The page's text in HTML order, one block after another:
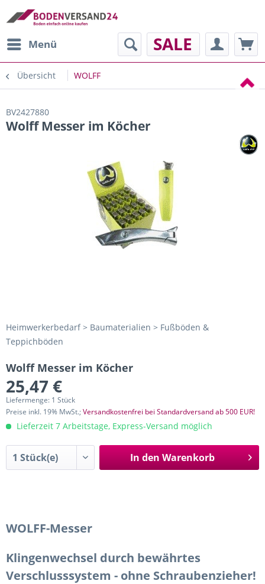
Menü SALE
Übersicht WOLFF
BV2427880
Wolff Messer im Köcher
Heimwerkerbedarf > Baumaterialien > Fußböden &
Teppichböden
Wolff Messer im Köcher
25,47 €
Liefermenge: 1 Stück
Preise inkl. 19% MwSt.;Versandkostenfrei bei Standardversand ab 500 EUR!
Lieferzeit 7 Arbeitstage, Express-Versand möglich
In den Warenkorb
WOLFF-Messer
Klingenwechsel durch bewährtes
Verschlusssystem - ohne Schraubenzieher!